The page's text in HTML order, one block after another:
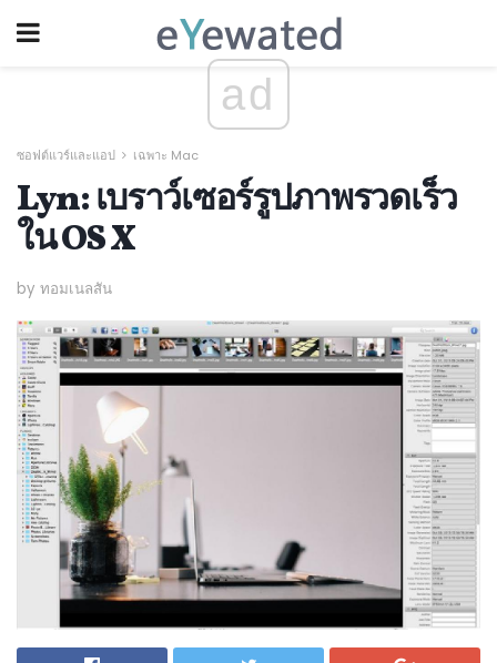
ad
ซอฟต์แวร์และแอป เฉพาะ Mac
Lyn: เบราว์เซอร์รูปภาพรวดเร็ว
ใน OS X
by ทอมเนลสัน